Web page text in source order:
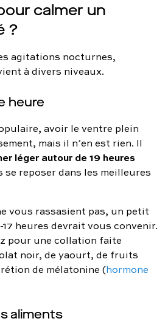
calmer un
?
agitations nocturnes,
à divers niveaux.
heure
avoir le ventre plein
mais il n’en est rien. Il
léger autour de 19 heures
reposer dans les meilleures
vous rassasient pas, un petit
heures devrait vous convenir.
pour une collation faite
noir, de yaourt, de fruits
de mélatonine (hormone
aliments